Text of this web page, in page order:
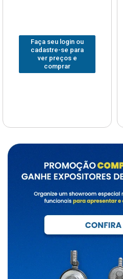
Faça seu login ou
cadastre-se para
ver preços e
comprar